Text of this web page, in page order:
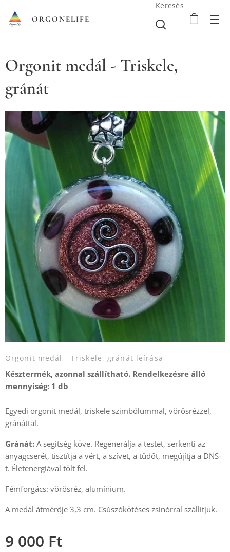
ORGONELIFE
Keresés
Orgonit medál - Triskele,
gránát
Orgonit medál - Triskele, gránát leírása
Késztermék, azonnal szállítható. Rendelkezésre álló
mennyiség: 1 db
Egyedi orgonit medál, triskele szimbólummal, vörösrézzel,
gránáttal.
Gránát: A segítség köve. Regenerálja a testet, serkenti az
anyagcserét, tisztítja a vért, a szívet, a tüdőt, megújítja a DNS-
t. Életenergiával tölt fel.
Fémforgács: vörösréz, alumínium.
A medál átmérője 3,3 cm. Csúszókötéses zsinórral szállítjuk.
9 000 Ft